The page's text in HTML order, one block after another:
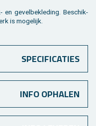
en ge­vel­be­kle­ding. Be­schik­
is mo­ge­lijk.
SPECIFICATIES
INFO OPHALEN